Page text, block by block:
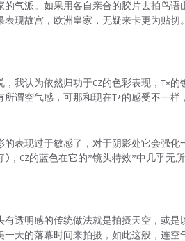
的气派。如果用各自亲合的胶片去拍鸟语
表现故宫，欧洲皇家，无疑来卡更为贴切
，我认为依然归功于CZ的色彩表现，T*
所谓空气感，可那和现在T*的感受不一样
的表现过于敏感了，对于阴影处它会强
，CZ的蓝色在它的”镜头特效”中几乎无所
有透明感的传统做法就是拍摄天空，或
一天的落幕时间来拍摄，如此这般，连